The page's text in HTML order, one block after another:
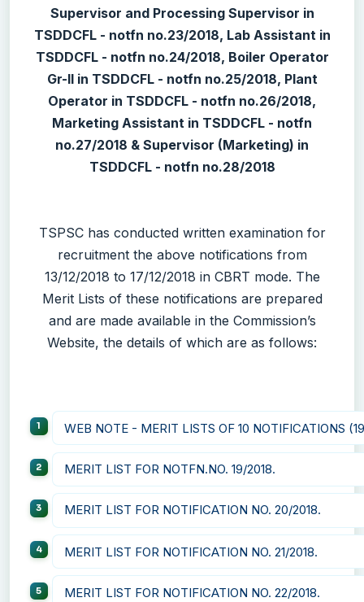
Supervisor and Processing Supervisor in
TSDDCFL - notfn no.23/2018, Lab Assistant in
TSDDCFL - notfn no.24/2018, Boiler Operator
Gr-II in TSDDCFL - notfn no.25/2018, Plant
Operator in TSDDCFL - notfn no.26/2018,
Marketing Assistant in TSDDCFL - notfn
no.27/2018 & Supervisor (Marketing) in
TSDDCFL - notfn no.28/2018
TSPSC has conducted written examination for
recruitment the above notifications from
13/12/2018 to 17/12/2018 in CBRT mode. The
Merit Lists of these notifications are prepared
and are made available in the Commission’s
Website, the details of which are as follows:
WEB NOTE - MERIT LISTS OF 10 NOTIFICATIONS
MERIT LIST FOR NOTFN.NO. 19/2018.
MERIT LIST FOR NOTIFICATION NO. 20/2018.
MERIT LIST FOR NOTIFICATION NO. 21/2018.
MERIT LIST FOR NOTIFICATION NO. 22/2018.